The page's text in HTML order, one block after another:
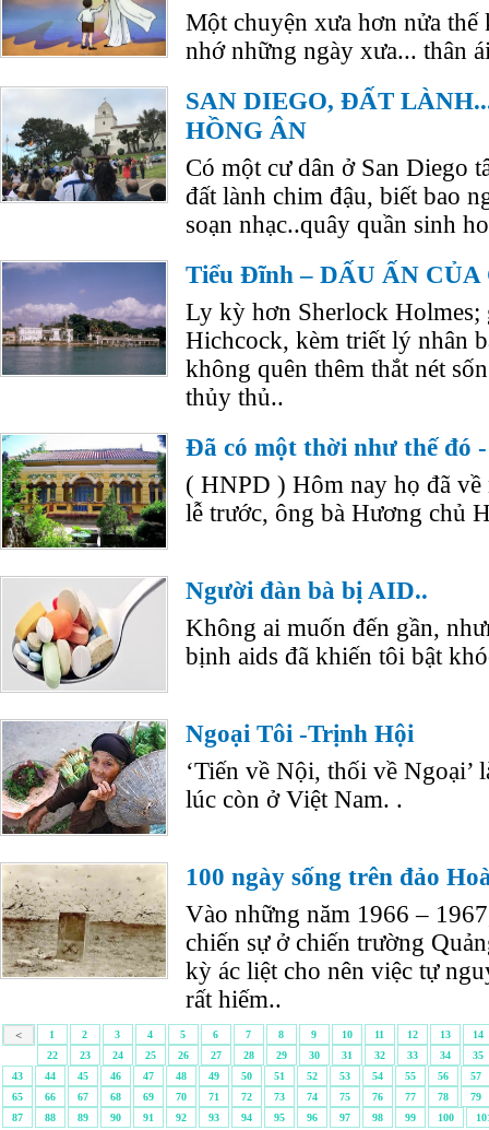
Một chuyện xưa hơn nửa
nhớ những ngày xưa... thân
SAN DIEGO, ĐẤT
HỒNG ÂN
Có một cư dân ở San Diego
đất lành chim đậu, biết bao
soạn nhạc..quây quần sinh
Tiểu Đĩnh – DẤU ẤN
Ly kỳ hơn Sherlock Holmes;
Hichcock, kèm triết lý nhân
không quên thêm thắt nét
thủy thủ..
Đã có một thời như thế đó
( HNPD ) Hôm nay họ đã
lễ trước, ông bà Hương chủ
Người đàn bà bị AID..
Không ai muốn đến gần,
bịnh aids đã khiến tôi bật
Ngoại Tôi -Trịnh Hội
‘Tiến về Nội, thối về Ngoại’
lúc còn ở Việt Nam. .
100 ngày sống trên đảo
Vào những năm 1966 –
chiến sự ở chiến trường
kỳ ác liệt cho nên việc tự
rất hiếm..
< 1 2 3 4 5 6 7 8 9 10 11 12 13
14
22
23 24 25 26 27 28 29 30 31 32 33 34
35
43
44 45 46 47 48 49 50 51 52 53 54 55 56
57
65
66 67 68 69 70 71 72 73 74 75 76 77 78
79
87
88 89 90 91 92 93 94 95 96 97 98 99 100